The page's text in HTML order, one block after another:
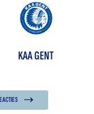
KAA GENT